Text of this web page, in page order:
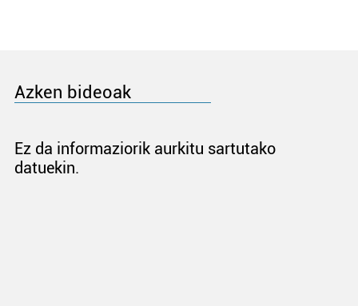
Azken bideoak
Ez da informaziorik aurkitu sartutako
datuekin.